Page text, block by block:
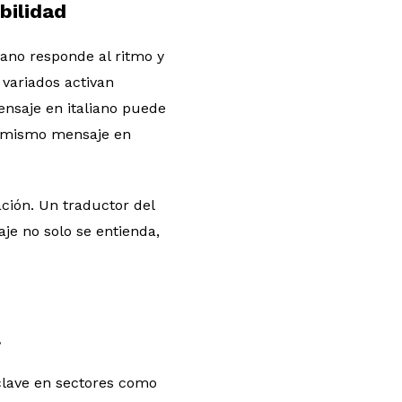
responde al ritmo y
activan
en italiano puede
mensaje en
Un traductor del
no solo se entienda,
en sectores como